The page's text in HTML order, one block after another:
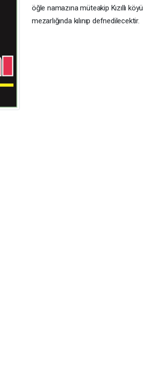
öğle namazına müteakip Kızıllı
mezarlığında kılınıp defnedilecektir.